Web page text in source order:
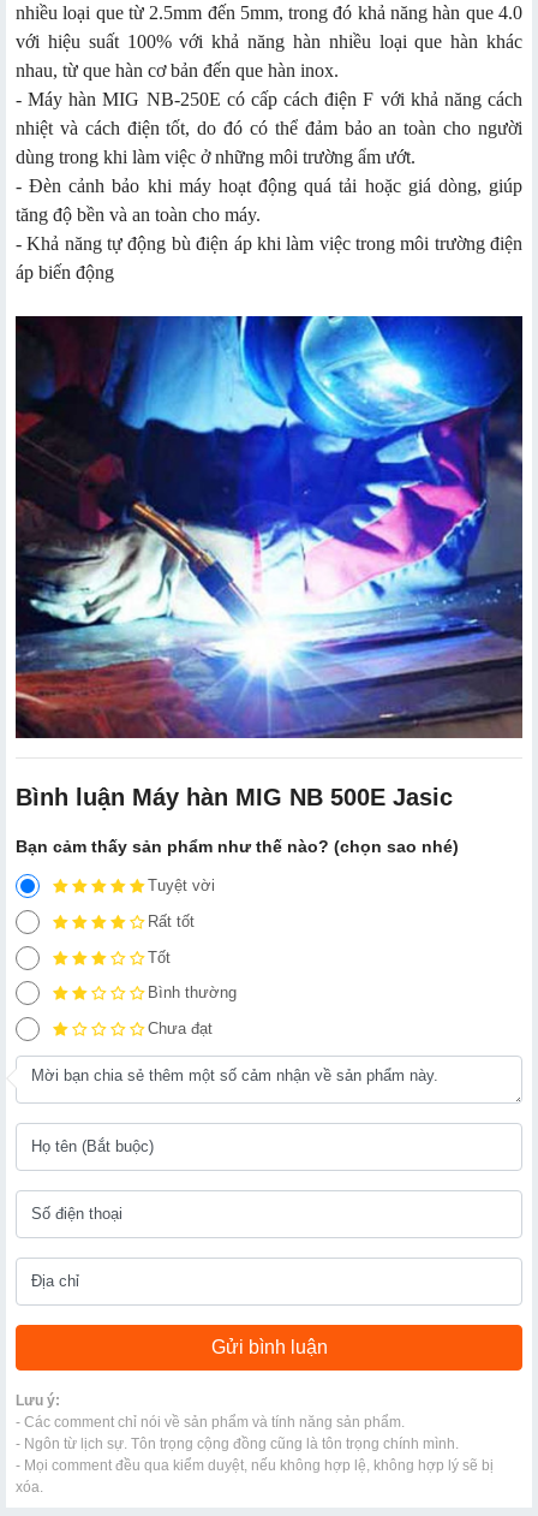
nhiều loại que từ 2.5mm đến 5mm, trong đó khả năng hàn que 4.0
với hiệu suất 100% với khả năng hàn nhiều loại que hàn khác
nhau, từ que hàn cơ bản đến que hàn inox.
- Máy hàn MIG NB-250E có cấp cách điện F với khả năng cách
nhiệt và cách điện tốt, do đó có thể đảm bảo an toàn cho người
dùng trong khi làm việc ở những môi trường ẩm ướt.
- Đèn cảnh bảo khi máy hoạt động quá tải hoặc giá dòng, giúp
tăng độ bền và an toàn cho máy.
- Khả năng tự động bù điện áp khi làm việc trong môi trường điện
áp biến động
Bình luận Máy hàn MIG NB 5​00E Jasic
Bạn cảm thấy sản phẩm như thế nào? (chọn sao nhé)
Tuyệt vời
Rất tốt
Tốt
Bình thường
Chưa đạt
Lưu ý:
- Các comment chỉ nói về sản phẩm và tính năng sản phẩm.
- Ngôn từ lịch sự. Tôn trọng cộng đồng cũng là tôn trọng chính mình.
- Mọi comment đều qua kiểm duyệt, nếu không hợp lệ, không hợp lý sẽ bị
xóa.